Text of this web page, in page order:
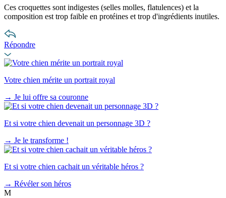
Ces croquettes sont indigestes (selles molles, flatulences) et la
composition est trop faible en protéines et trop d'ingrédients inutiles.
Répondre
Votre chien mérite un portrait royal
→ Je lui offre sa couronne
Et si votre chien devenait un personnage 3D ?
→ Je le transforme !
Et si votre chien cachait un véritable héros ?
→ Révéler son héros
M